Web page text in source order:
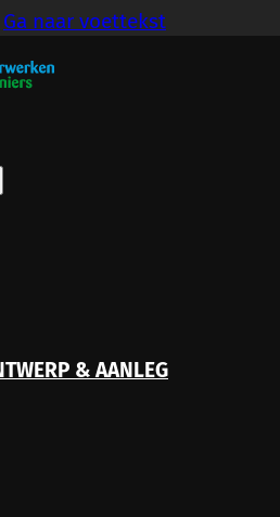
Ga naar voettekst
& AANLEG